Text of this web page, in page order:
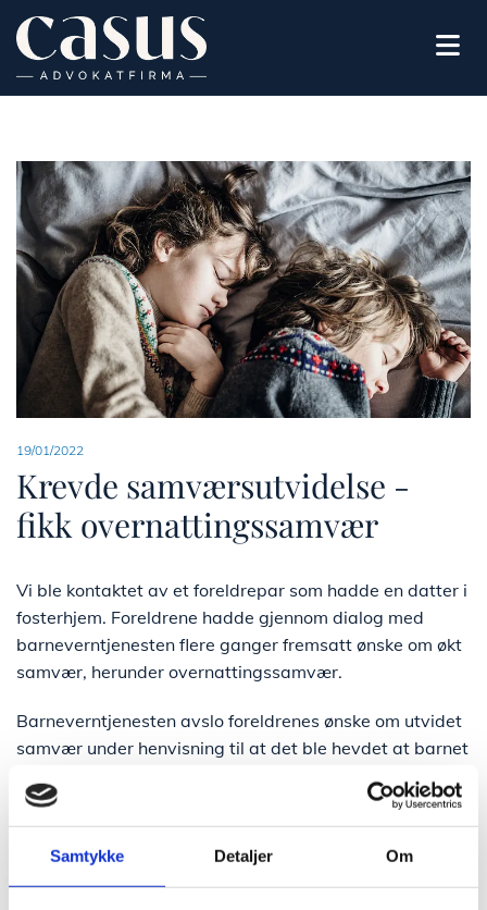
Samtykke Detaljer Om
19/01/2022
Krevde samværsutvidelse -
fikk overnattingssamvær
Vi ble kontaktet av et foreldrepar som hadde en datter i
fosterhjem. Foreldrene hadde gjennom dialog med
barneverntjenesten flere ganger fremsatt ønske om økt
samvær, herunder overnattingssamvær.
Barneverntjenesten avslo foreldrenes ønske om utvidet
samvær under henvisning til at det ble hevdet at barnet
sagt at overnattingssamvær var helt uaktuelt.
På vegne av foreldrene fremsatte vi krav om økt
samvær. Siden kravet ble avslått ble saken oversendt
fylkesnemnda. Fylkesnemnda var ikke enig med